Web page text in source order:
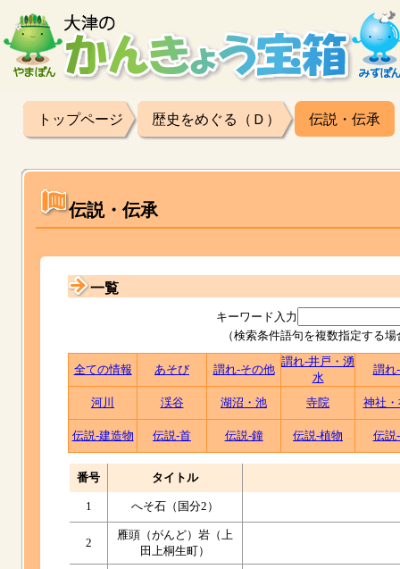
トップページ 歴史をめぐる（Ｄ） 伝説・伝承
伝説・伝承
一覧
キーワード入力
（検索条件語句を複数指定する
全ての情報 あそび 謂れ-その他
謂れ-井戸・湧
水
謂れ
河川 渓谷 湖沼・池 寺院 神社
伝説-建造物 伝説-首 伝説-鐘 伝説-植物 伝説
番号 タイトル
1 へそ石（国分2）
2
雁頭（がんど）岩（上
田上桐生町）